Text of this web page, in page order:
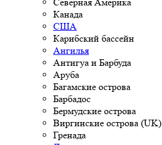
Канада
США
Карибский бассейн
Ангилья
Антигуа и Барбуда
Аруба
Багамские острова
Барбадос
Бермудские острова
Виргинские острова (UK)
Гренада